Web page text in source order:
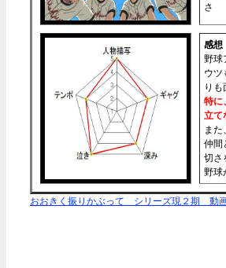
さ
感想
野球
ウツ
りも
特に
立て
また
仲間
切さ
野球
おおきく振りかぶって シリーズ現２期 動